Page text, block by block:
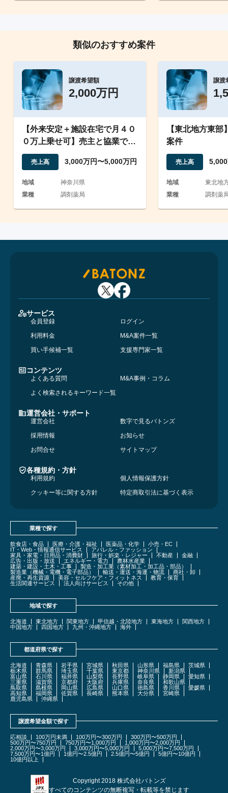
類似のおすすめ案件
譲渡希望額
2,000万円
【外来安定＋施設在宅で月４０
０万上乗せ可】売主と協業で大
幅増収を狙える川崎の薬局
売上高 3,000万円〜5,000万円
地域
神奈川県
業種
調剤薬局
譲渡
【東北地方東
案件
売上高
地域
東北地
業種
調剤薬
サービス
会員登録
ログイン
利用料金
M&A案件一覧
買い手候補一覧
支援専門家一覧
コンテンツ
よくある質問
M&A事例・コラム
よく検索されるキーワード一覧
運営会社・サポート
運営会社
数字で見るバトンズ
採用情報
お知らせ
お問合せ
サイトマップ
各種規約・方針
利用規約
個人情報保護方針
クッキー等に関する方針
特定商取引法に基づく表示
業種で探す
飲食店・食品 医療・介護・福祉 医薬品・化学
小売・EC
IT・Web・情報通信サービス
アパレル・ファッション
家具・家電・日用品・消費財
旅行・娯楽・レジャー 不動産
金融
広告・出版・放送
エネルギー・電力
農林水産業
建築・建設・土木・工事
製造・加工業（素材加工・加工品・部品）
製造業（機械・電機・電子部品）
輸送・運送・海運・物流
商社・卸
産廃・再生資源
美容・セルフケア・フィットネス
教育・保育
生活関連サービス
法人向けサービス その他
地域で探す
北海道 東北地方 関東地方 甲信越・北陸地方 東海地方
関西地方
中国地方
四国地方 九州・沖縄地方 海外
都道府県で探す
北海道 青森県 岩手県 宮城県 秋田県 山形県 福島県
茨城県
栃木県
群馬県 埼玉県 千葉県 東京都 神奈川県
新潟県
富山県
石川県 福井県 山梨県 長野県 岐阜県 静岡県
愛知県
三重県
滋賀県 京都府 大阪府 兵庫県 奈良県
和歌山県
鳥取県
島根県 岡山県 広島県 山口県 徳島県 香川県
愛媛県
高知県
福岡県 佐賀県 長崎県 熊本県 大分県
宮崎県
鹿児島県
沖縄県
譲渡希望金額で探す
応相談 100万円未満 100万円〜300万円
300万円〜500万円
500万円〜750万円
750万円〜1,000万円
1,000万円〜2,000万円
2,000万円〜3,000万円
3,000万円〜5,000万円
5,000万円〜7,500万円
7,500万円〜1億円
1億円〜2.5億円 2.5億円〜5億円
5億円〜10億円
10億円以上
Copyright 2018 株式会社バトンズ
すべてのコンテンツの無断複写・転載等を禁じます